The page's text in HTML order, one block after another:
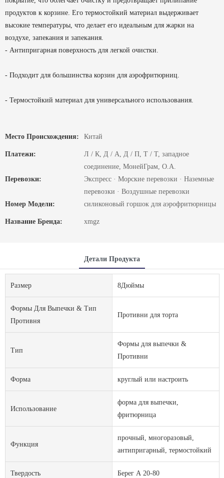
продуктов к корзине. Его термостойкий материал выдерживает
высокие температуры, что делает его идеальным для жарки на
воздухе, запекания и запекания.
- Антипригарная поверхность для легкой очистки.
- Подходит для большинства корзин для аэрофритюрниц.
- Термостойкий материал для универсального использования.
Место Происхождения: Китай
Платежи:
Л / К, Д / А, Д / П, Т / Т, западное
соединение, МонейГрам, О.А.
Перевозки:
Экспресс · Морские перевозки · Наземные
перевозки · Воздушные перевозки
Номер Модели:
силиконовый горшок для аэрофритюрницы
Название Бренда: xmgz
Детали Продукта
Размер 8Дюймы
Формы Для Выпечки & Тип
Противня
Противни для торта
Тип
Формы для выпечки &
Противни
Форма круглый или настроить
Использование
форма для выпечки,
фритюрница
Функция
прочный, многоразовый,
антипригарный, термостойкий
Твердость Берег А 20-80